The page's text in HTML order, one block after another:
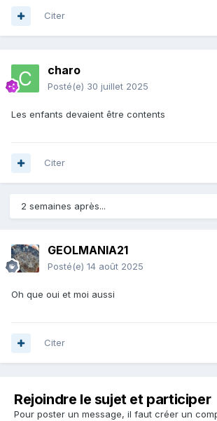
Citer
charo
Posté(e) 30 juillet 2025
Les enfants devaient être contents
Citer
2 semaines après...
GEOLMANIA21
Posté(e) 14 août 2025
Oh que oui et moi aussi
Citer
Rejoindre le sujet et participer
Pour poster un message, il faut créer un